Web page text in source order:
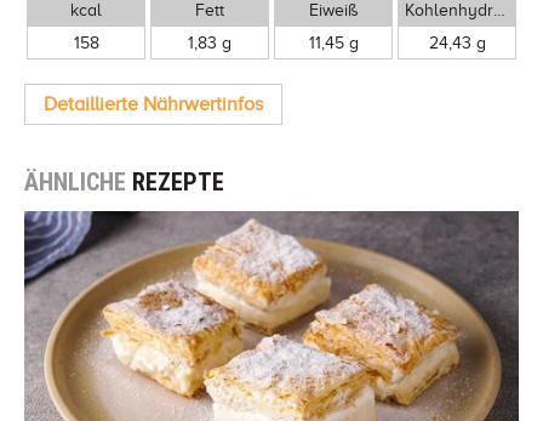
kcal
158
Fett
1,83 g
Eiweiß
11,45 g
24,43 g
Detaillierte Nährwertinfos
ÄHNLICHE REZEPTE